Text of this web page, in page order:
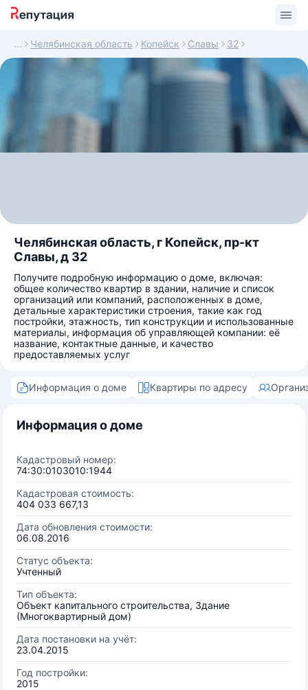
Челябинская область Копейск Славы 32
Челябинская область, г Копейск, пр-кт
Славы, д 32
Получите подробную информацию о доме, включая:
общее количество квартир в здании, наличие и список
организаций или компаний, расположенных в доме,
детальные характеристики строения, такие как год
постройки, этажность, тип конструкции и использованные
материалы, информация об управляющей компании: её
название, контактные данные, и качество
предоставляемых услуг
Информация о доме Квартиры по адресу
Информация о доме
Кадастровый номер:
74:30:0103010:1944
Кадастровая стоимость:
404 033 667,13
Дата обновления стоимости:
06.08.2016
Статус объекта:
Учтенный
Тип объекта:
Объект капитального строительства, Здание
(Многоквартирный дом)
Дата постановки на учёт:
23.04.2015
Год постройки:
2015